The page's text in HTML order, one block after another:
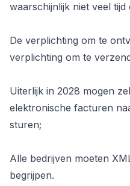
waarschijnlijk niet veel
De verplichting om te
verplichting om te
Uiterlijk in 2028 mogen
elektronische facturen
sturen;
Alle bedrijven moeten
begrijpen.